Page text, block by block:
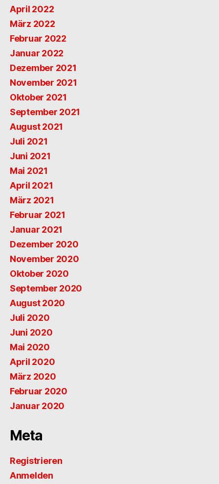
April 2022
März 2022
Februar 2022
Januar 2022
Dezember 2021
November 2021
Oktober 2021
September 2021
August 2021
Juli 2021
Juni 2021
Mai 2021
April 2021
März 2021
Februar 2021
Januar 2021
Dezember 2020
November 2020
Oktober 2020
September 2020
August 2020
Juli 2020
Juni 2020
Mai 2020
April 2020
März 2020
Februar 2020
Januar 2020
Meta
Registrieren
Anmelden